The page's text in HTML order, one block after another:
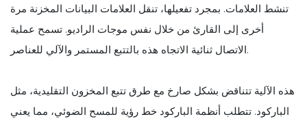
تنشط العلامات. بمجرد تفعيلها، تنقل العلامات البيانات المخزنة مرة
أخرى إلى القارئ من خلال نفس موجات الراديو. تسمح عملية
الاتصال ثنائية الاتجاه هذه بالتتبع المستمر والآلي للعناصر.
هذه الآلية تتناقض بشكل صارخ مع طرق تتبع المخزون التقليدية، مثل
الباركود. تتطلب أنظمة الباركود خط رؤية للمسح الضوئي، مما يعني